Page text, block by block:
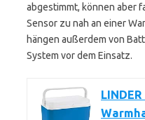
abgestimmt, können aber
Sensor zu nah an einer
hängen außerdem von
System vor dem Einsatz.